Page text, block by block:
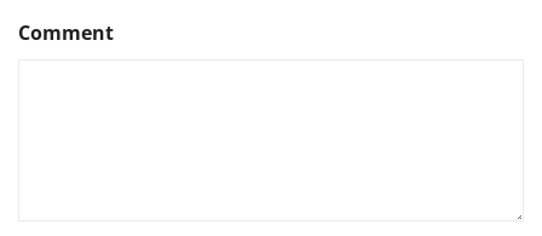
Comment